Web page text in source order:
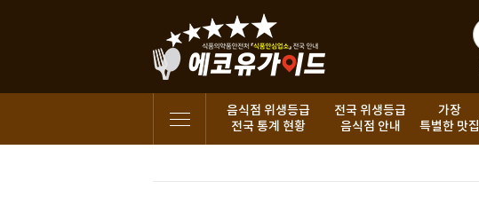
음식점 위생등급
전국 통계 현황
전국 위생등급
음식점 안내
가장
특별한 맛집